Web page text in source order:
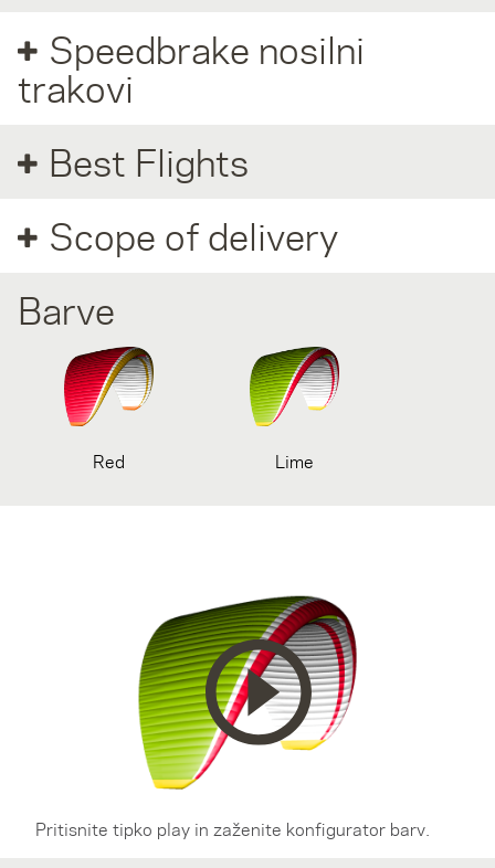
Speedbrake nosilni
trakovi
Best Flights
Scope of delivery
Barve
Red Lime
Pritisnite tipko play in zaženite konfigurator barv.